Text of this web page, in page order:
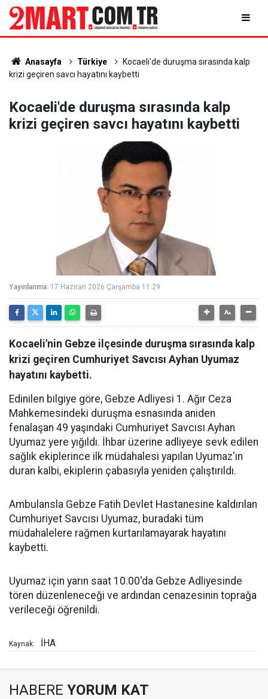
Anasayfa Türkiye
Kocaeli'de duruşma sırasında kalp
krizi geçiren savcı hayatını kaybetti
Kocaeli'de duruşma sırasında kalp
krizi geçiren savcı hayatını kaybetti
Yayınlanma: 17 Haziran 2026 Çarşamba 11:29
Kocaeli'nin Gebze ilçesinde duruşma sırasında kalp
krizi geçiren Cumhuriyet Savcısı Ayhan Uyumaz
hayatını kaybetti.
Edinilen bilgiye göre, Gebze Adliyesi 1. Ağır Ceza
Mahkemesindeki duruşma esnasında aniden
fenalaşan 49 yaşındaki Cumhuriyet Savcısı Ayhan
Uyumaz yere yığıldı. İhbar üzerine adliyeye sevk edilen
sağlık ekiplerince ilk müdahalesi yapılan Uyumaz'ın
duran kalbi, ekiplerin çabasıyla yeniden çalıştırıldı.
Ambulansla Gebze Fatih Devlet Hastanesine kaldırılan
Cumhuriyet Savcısı Uyumaz, buradaki tüm
müdahalelere rağmen kurtarılamayarak hayatını
kaybetti.
Uyumaz için yarın saat 10.00'da Gebze Adliyesinde
tören düzenleneceği ve ardından cenazesinin toprağa
verileceği öğrenildi.
Kaynak: İHA
HABERE YORUM KAT